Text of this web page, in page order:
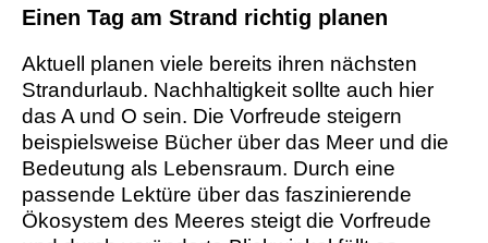
Einen Tag am Strand richtig planen
Aktuell planen viele bereits ihren nächsten
Strandurlaub. Nachhaltigkeit sollte auch hier
das A und O sein. Die Vorfreude steigern
beispielsweise Bücher über das Meer und die
Bedeutung als Lebensraum. Durch eine
passende Lektüre über das faszinierende
Ökosystem des Meeres steigt die Vorfreude